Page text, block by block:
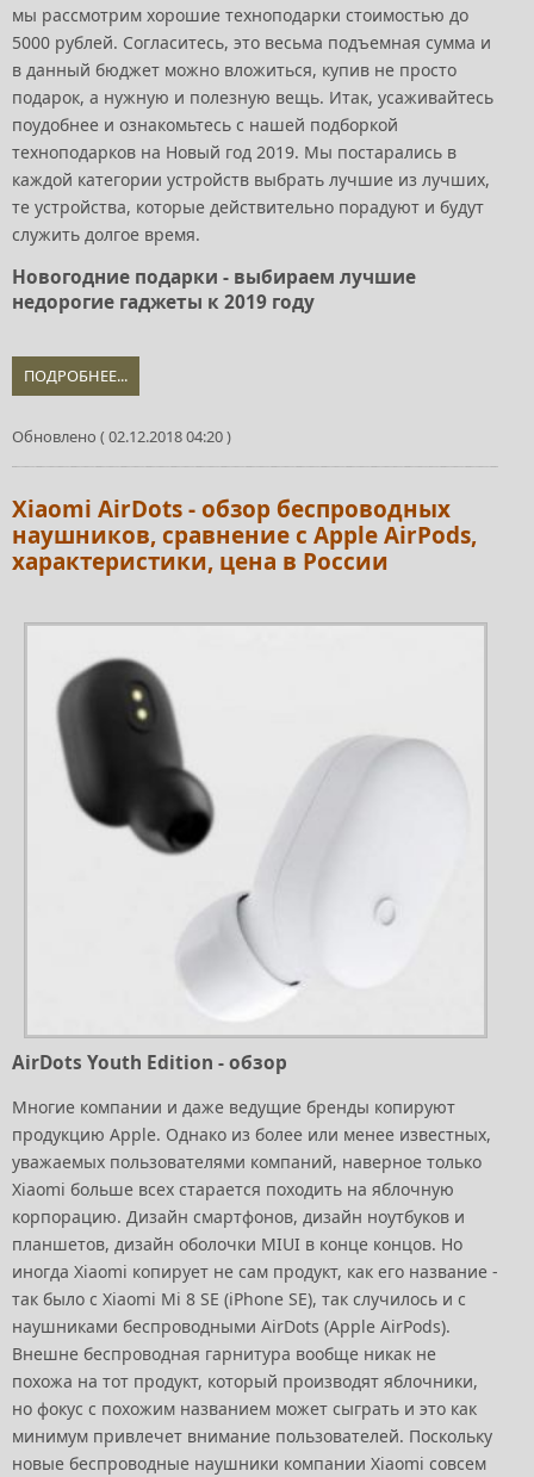
мы рассмотрим хорошие техноподарки стоимостью до
5000 рублей. Согласитесь, это весьма подъемная сумма и
в данный бюджет можно вложиться, купив не просто
подарок, а нужную и полезную вещь. Итак, усаживайтесь
поудобнее и ознакомьтесь с нашей подборкой
техноподарков на Новый год 2019. Мы постарались в
каждой категории устройств выбрать лучшие из лучших,
те устройства, которые действительно порадуют и будут
служить долгое время.
Новогодние подарки - выбираем лучшие
недорогие гаджеты к 2019 году
ПОДРОБНЕЕ...
Обновлено ( 02.12.2018 04:20 )
Xiaomi AirDots - обзор беспроводных
наушников, сравнение с Apple AirPods,
характеристики, цена в России
AirDots Youth Edition - обзор
Многие компании и даже ведущие бренды копируют
продукцию Apple. Однако из более или менее известных,
уважаемых пользователями компаний, наверное только
Xiaomi больше всех старается походить на яблочную
корпорацию. Дизайн смартфонов, дизайн ноутбуков и
планшетов, дизайн оболочки MIUI в конце концов. Но
иногда Xiaomi копирует не сам продукт, как его название -
так было с Xiaomi Mi 8 SE (iPhone SE), так случилось и с
наушниками беспроводными AirDots (Apple AirPods).
Внешне беспроводная гарнитура вообще никак не
похожа на тот продукт, который производят яблочники,
но фокус с похожим названием может сыграть и это как
минимум привлечет внимание пользователей. Поскольку
новые беспроводные наушники компании Xiaomi совсем